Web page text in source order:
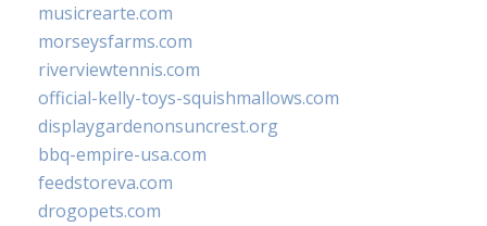
musicrearte.com
morseysfarms.com
riverviewtennis.com
official-kelly-toys-squishmallows.com
displaygardenonsuncrest.org
bbq-empire-usa.com
feedstoreva.com
drogopets.com